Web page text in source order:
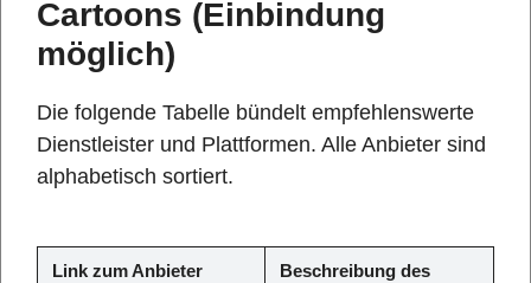
Cartoons (Einbindung
möglich)
Die folgende Tabelle bündelt empfehlenswerte
Dienstleister und Plattformen. Alle Anbieter sind
alphabetisch sortiert.
Link zum Anbieter
Beschreibung des